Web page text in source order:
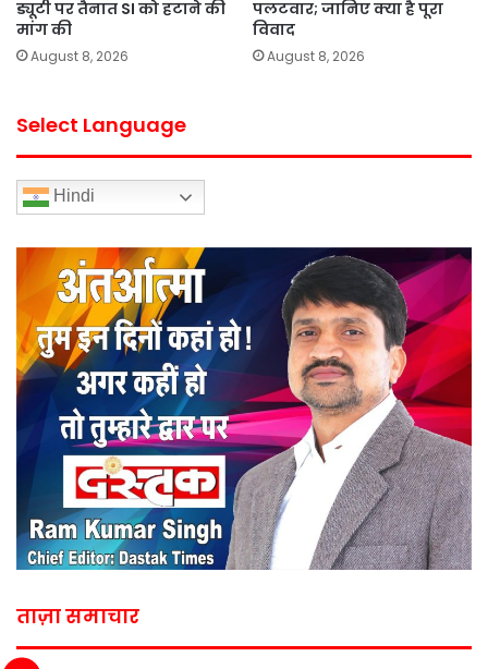
ड्यूटी पर तैनात SI को हटाने की
मांग की
August 8, 2026
पलटवार; जानिए क्या है पूरा
विवाद
August 8, 2026
Select Language
Hindi
ताज़ा समाचार